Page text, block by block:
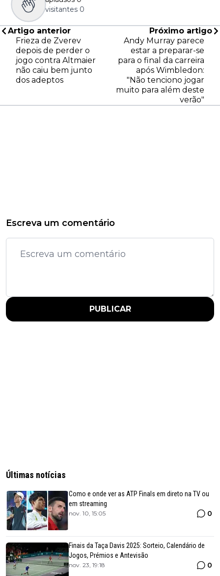
visitantes 0
Artigo anterior
Frieza de Zverev
depois de perder o
jogo contra Altmaier
não caiu bem junto
dos adeptos
Próximo artigo
Andy Murray parece
estar a preparar-se
para o final da carreira
após Wimbledon:
"Não tenciono jogar
muito para além deste
verão"
Escreva um comentário
PUBLICAR
Últimas notícias
Como e onde ver as ATP Finals em direto na TV ou
em streaming
nov. 10, 15:05 0
Finais da Taça Davis 2025: Sorteio, Calendário de
Jogos, Prémios e Antevisão
nov. 23, 19:18 0